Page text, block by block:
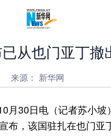
从也门亚丁撤
来源： 新华网
30日电（记者苏小坡
布，该国驻扎在也门亚